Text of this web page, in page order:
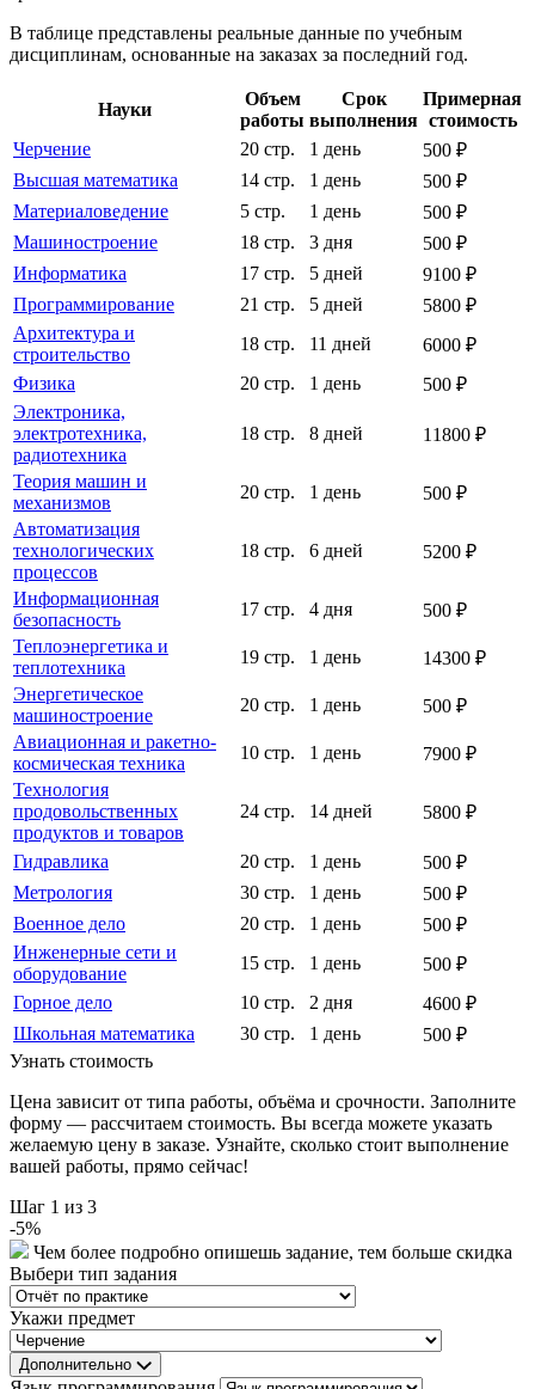
В таблице представлены реальные данные по учебным
дисциплинам, основанные на заказах за последний год.
Науки
Объем
работы
Срок
выполнения
Примерная
стоимость
Черчение
20 стр. 1 день
500 ₽
Высшая математика
14 стр. 1 день
500 ₽
Материаловедение
5 стр. 1 день
500 ₽
Машиностроение
18 стр. 3 дня
500 ₽
Информатика
17 стр. 5 дней
9100 ₽
Программирование
21 стр. 5 дней
5800 ₽
Архитектура и
строительство
18 стр. 11 дней
6000 ₽
Физика
20 стр. 1 день
500 ₽
Электроника,
электротехника,
радиотехника
18 стр. 8 дней 11800 ₽
Теория машин и
механизмов
20 стр. 1 день
500 ₽
Автоматизация
технологических
процессов
18 стр. 6 дней 5200 ₽
Информационная
безопасность
17 стр. 4 дня
500 ₽
Теплоэнергетика и
теплотехника
19 стр. 1 день
14300 ₽
Энергетическое
машиностроение
20 стр. 1 день
500 ₽
Авиационная и ракетно-
космическая техника
10 стр. 1 день
7900 ₽
Технология
продовольственных
продуктов и товаров
24 стр. 14 дней 5800 ₽
Гидравлика 20 стр. 1 день
500 ₽
Метрология
30 стр. 1 день
500 ₽
Военное дело
20 стр. 1 день
500 ₽
Инженерные сети и
оборудование
15 стр. 1 день
500 ₽
Горное дело
10 стр. 2 дня
4600 ₽
Школьная математика
30 стр. 1 день
500 ₽
Узнать стоимость
Цена зависит от типа работы, объёма и срочности. Заполните
форму — рассчитаем стоимость. Вы всегда можете указать
желаемую цену в заказе. Узнайте, сколько стоит выполнение
вашей работы, прямо сейчас!
Шаг 1 из 3
-5%
Чем более подробно опишешь задание, тем больше скидка
Выбери тип задания
Укажи предмет
Дополнительно